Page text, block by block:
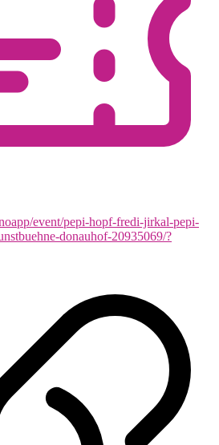
event/pepi-hopf-fredi-jirkal-pepi-
donauhof-20935069/?